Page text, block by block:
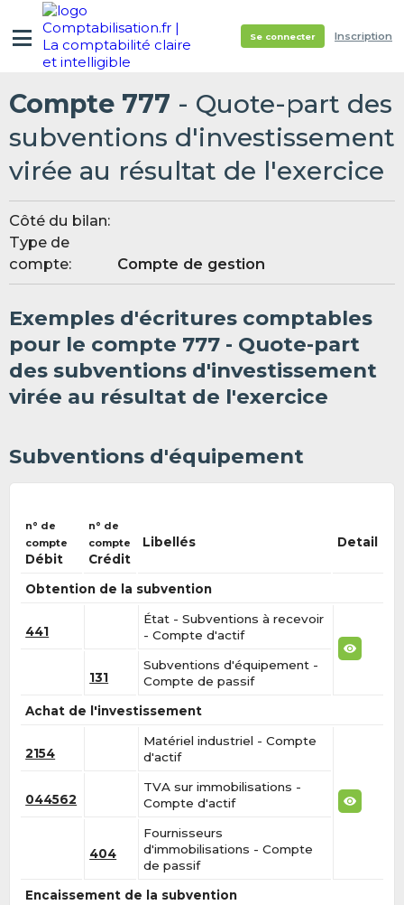
Se connecter Inscription
Compte 777 - Quote-part des
subventions d'investissement
virée au résultat de l'exercice
Côté du bilan:
Type de
compte:
Compte de gestion
Exemples d'écritures comptables
pour le compte 777 - Quote-part
des subventions d'investissement
virée au résultat de l'exercice
Subventions d'équipement
n° de
compte
Débit
n° de
compte
Crédit
Libellés Detail
Obtention de la subvention
441
État - Subventions à recevoir
- Compte d'actif
131
Subventions d'équipement -
Compte de passif
Achat de l'investissement
2154
Matériel industriel - Compte
d'actif
044562
TVA sur immobilisations -
Compte d'actif
404
Fournisseurs
d'immobilisations - Compte
de passif
Encaissement de la subvention